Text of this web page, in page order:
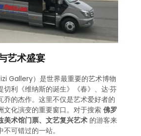
艺术盛宴
Gallery）是世界最重要的艺术博物
切利《维纳斯的诞生》《春》、达·芬
乔的杰作。这里不仅是艺术爱好者的
文化演变的重要窗口。对于搜索佛罗
美术馆门票、文艺复兴艺术 的游客来
可错过的一站。